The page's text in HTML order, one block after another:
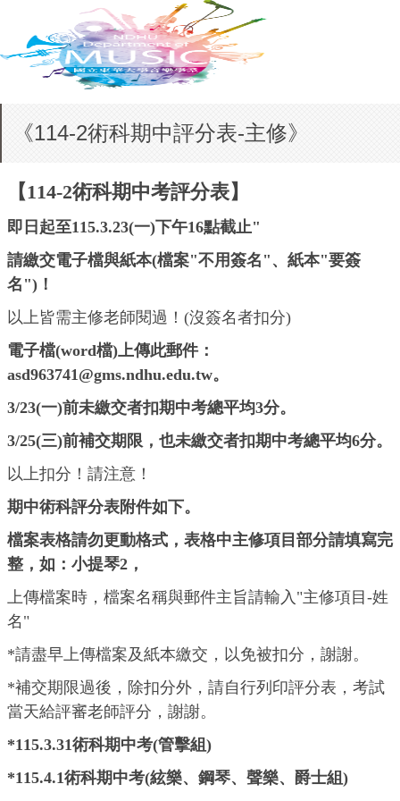
《114-2術科期中評分表-主修》
【114-2術科期中考評分表】
即日起至115.3.23(一)下午16點截止"
請繳交電子檔與紙本(檔案"不用簽名"、紙本"要簽
名")！
以上皆需主修老師閱過！(沒簽名者扣分)
電子檔(word檔)上傳此郵件：
asd963741@gms.ndhu.edu.tw。
3/23(一)前未繳交者扣期中考總平均3分。
3/25(三)前補交期限，也未繳交者扣期中考總平均6分。
以上扣分！請注意！
期中術科評分表附件如下。
檔案表格請勿更動格式，表格中主修項目部分請填寫完
整，如：小提琴2，
上傳檔案時，檔案名稱與郵件主旨請輸入"主修項目-姓
名"
*請盡早上傳檔案及紙本繳交，以免被扣分，謝謝。
*補交期限過後，除扣分外，請自行列印評分表，考試
當天給評審老師評分，謝謝。
*115.3.31術科期中考(管擊組)
*115.4.1術科期中考(絃樂、鋼琴、聲樂、爵士組)